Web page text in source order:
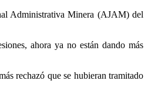
Administrativa Minera (AJAM) del
ahora ya no están dando más
rechazó que se hubieran tramitado